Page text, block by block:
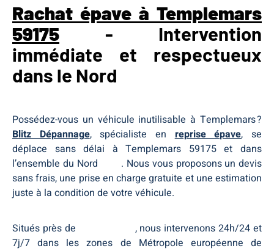
Rachat épave à Templemars
59175 - Intervention
immédiate et respectueux
dans le Nord
Possédez-vous un véhicule inutilisable à Templemars ?
Blitz Dépannage, spécialiste en reprise épave, se
déplace sans délai à Templemars 59175 et dans
l’ensemble du Nord
. Nous vous proposons un devis
sans frais, une prise en charge gratuite et une estimation
juste à la condition de votre véhicule.
Situés près de
, nous intervenons 24h/24 et
7j/7 dans les zones de Métropole européenne de